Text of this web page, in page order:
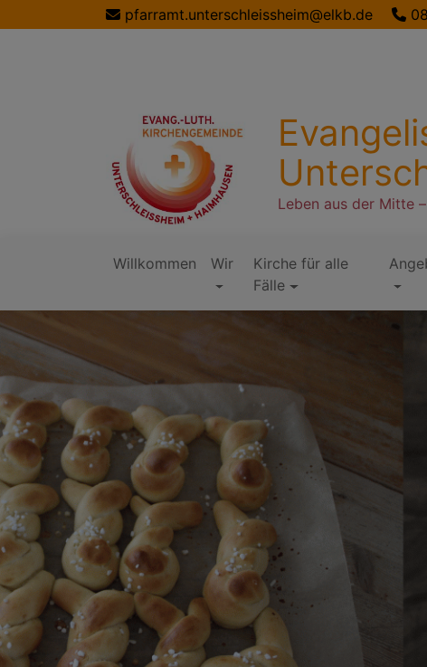
zum
pfarramt.unterschleissheim@elkb.de
Leben aus der Mitte
Hauptnavigation
Willkommen Wir
Kirche für alle
Fälle